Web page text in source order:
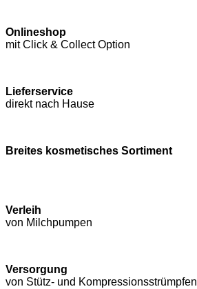
Onlineshop
mit Click & Collect Option
Lieferservice
direkt nach Hause
Breites kosmetisches Sortiment
Verleih
von Milchpumpen
Versorgung
von Stütz- und Kompressions­strümpfen